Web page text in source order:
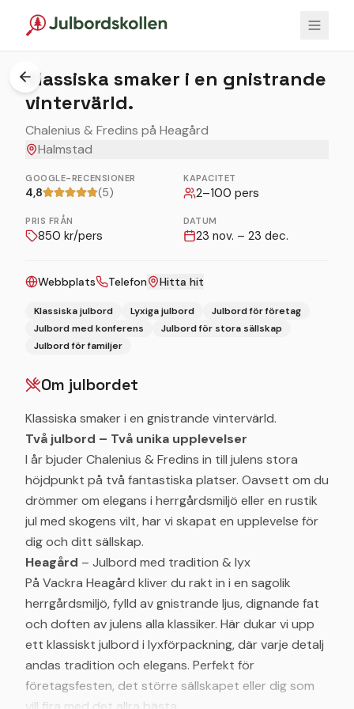
1/
Klassiska smaker i en gnistrande
vintervärld.
Chalenius & Fredins på Heagård
Halmstad
GOOGLE-RECENSIONER
4,8 (5)
KAPACITET
2–100 pers
PRIS FRÅN
850 kr/pers
DATUM
23 nov. – 23 dec.
Webbplats Telefon Hitta hit
Klassiska julbord Lyxiga julbord
Julbord för företag
Julbord med konferens
Julbord för stora sällskap
Julbord för familjer
Om julbordet
Klassiska smaker i en gnistrande vintervärld.
Två julbord – Två unika upplevelser
I år bjuder Chalenius & Fredins in till julens stora
höjdpunkt på två fantastiska platser. Oavsett om du
drömmer om elegans i herrgårdsmiljö eller en rustik
jul med skogens vilt, har vi skapat en upplevelse för
dig och ditt sällskap.
Heagård – Julbord med tradition & lyx
På Vackra Heagård kliver du rakt in i en sagolik
herrgårdsmiljö, fylld av gnistrande ljus, dignande fat
och doften av julens alla klassiker. Här dukar vi upp
ett klassiskt julbord i lyxförpackning, där varje detalj
andas tradition och elegans. Perfekt för
företagsfesten, det större sällskapet eller dig som